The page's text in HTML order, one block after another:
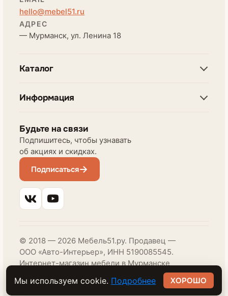
hello@mebel51.ru
АДРЕС
— Мурманск, ул. Ленина 18
Каталог
Информация
Будьте на связи
Подпишитесь, чтобы узнавать
об акциях и скидках.
Подписаться
© 2018 — 2026 Мебель51.ру. Продавец —
ООО «Авто-Интерьер», ИНН 5190085545.
Интернет-магазин мебели в Мурманске
Разработка — Haru Kaze & GrandMa Agency
Мы используем cookie. Подробнее ХОРОШО